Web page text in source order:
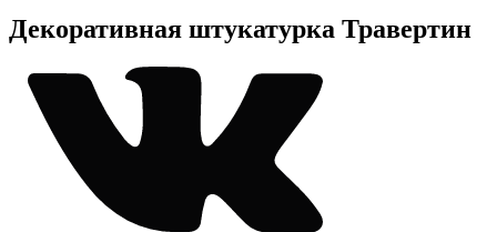
Декоративная штукатурка Травертин